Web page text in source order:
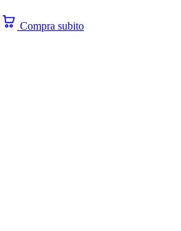
Compra subito